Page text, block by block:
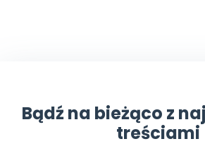
Bądź na bieżąco z
treściami